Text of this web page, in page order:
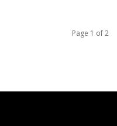
Page 1 of 2